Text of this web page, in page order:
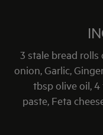
3 stale bread rolls
onion, Garlic,
tbsp olive oil,
paste, Feta